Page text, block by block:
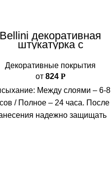
Bellini декоративная
штукатурка c
микроволокнами
Декоративные покрытия
от 824 Р
Между слоями – 6-8
/ Полное – 24 часа. После
надежно защищать